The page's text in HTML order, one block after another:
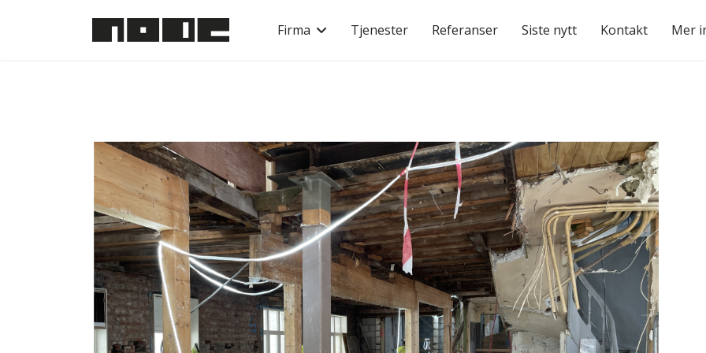
Firma Tjenester Referanser Siste nytt Kontakt Mer